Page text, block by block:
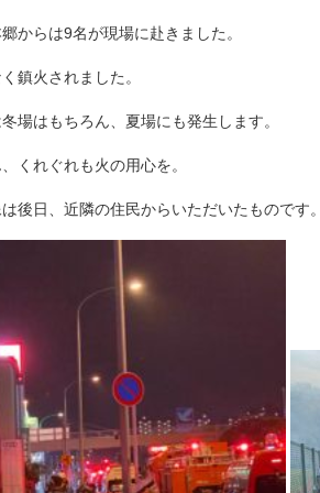
からは9名が現場に赴きました。
鎮火されました。
場はもちろん、夏場にも発生します。
くれぐれも火の用心を。
後日、近隣の住民からいただいたものです